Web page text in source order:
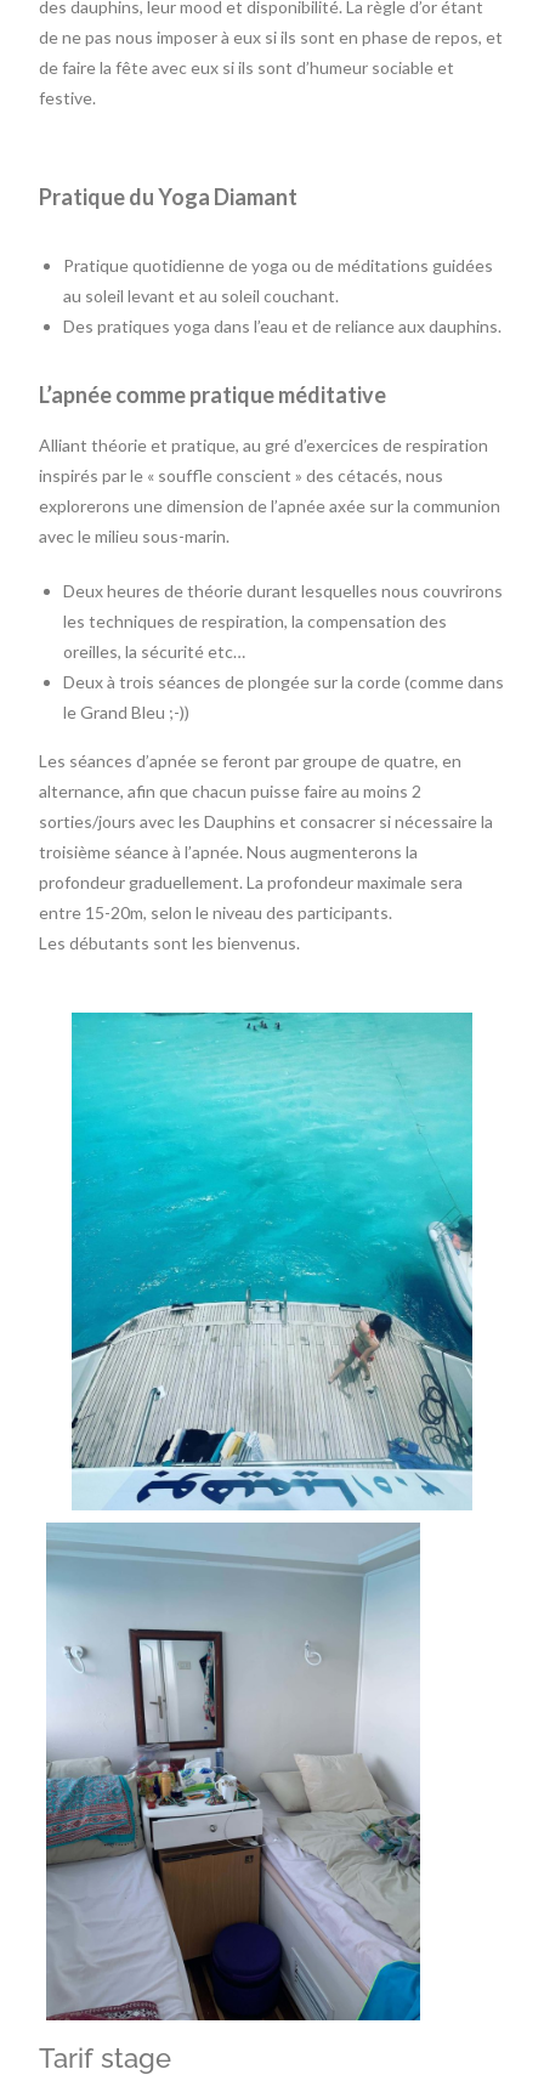
des dauphins, leur mood et disponibilité. La règle d’or étant
de ne pas nous imposer à eux si ils sont en phase de repos, et
de faire la fête avec eux si ils sont d’humeur sociable et
festive.
Pratique du Yoga Diamant
Pratique quotidienne de yoga ou de méditations guidées
au soleil levant et au soleil couchant.
Des pratiques yoga dans l’eau et de reliance aux dauphins.
L’apnée comme pratique méditative
Alliant théorie et pratique, au gré d’exercices de respiration
inspirés par le « souffle conscient » des cétacés, nous
explorerons une dimension de l’apnée axée sur la communion
avec le milieu sous-marin.
Deux heures de théorie durant lesquelles nous couvrirons
les techniques de respiration, la compensation des
oreilles, la sécurité etc…
Deux à trois séances de plongée sur la corde (comme dans
le Grand Bleu ;-))
Les séances d’apnée se feront par groupe de quatre, en
alternance, afin que chacun puisse faire au moins 2
sorties/jours avec les Dauphins et consacrer si nécessaire la
troisième séance à l’apnée. Nous augmenterons la
profondeur graduellement. La profondeur maximale sera
entre 15-20m, selon le niveau des participants.
Les débutants sont les bienvenus.
Tarif stage